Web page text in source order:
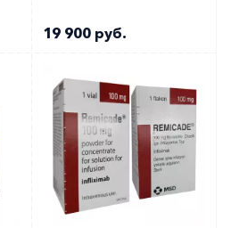
19 900 руб.